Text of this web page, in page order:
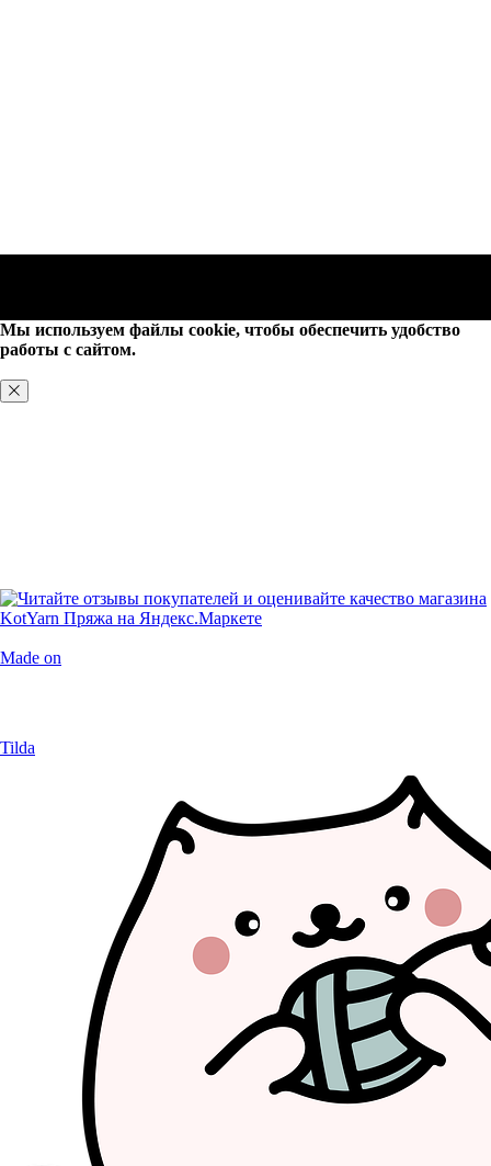
Мы используем файлы cookie, чтобы обеспечить удобство
работы с сайтом.
Made on
Tilda